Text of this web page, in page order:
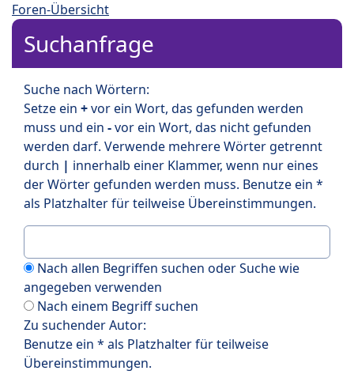
Foren-Übersicht
Suchanfrage
Suche nach Wörtern:
Setze ein +vor ein Wort, das gefunden werden
muss und ein -vor ein Wort, das nicht gefunden
werden darf. Verwende mehrere Wörter getrennt
durch | innerhalb einer Klammer, wenn nur eines
der Wörter gefunden werden muss. Benutze ein *
als Platzhalter für teilweise Übereinstimmungen.
Nach allen Begriffen suchen oder Suche wie
angegeben verwenden
Nach einem Begriff suchen
Zu suchender Autor:
Benutze ein * als Platzhalter für teilweise
Übereinstimmungen.